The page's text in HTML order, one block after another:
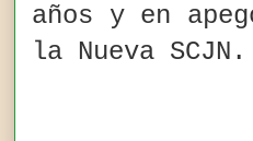
años y en
la Nueva SCJN.